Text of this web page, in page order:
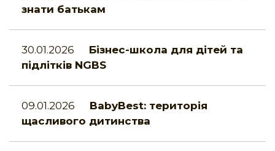
знати батькам
30.01.2026
Бізнес-школа для дітей та
підлітків NGBS
09.01.2026
BabyBest: територія
щасливого дитинства